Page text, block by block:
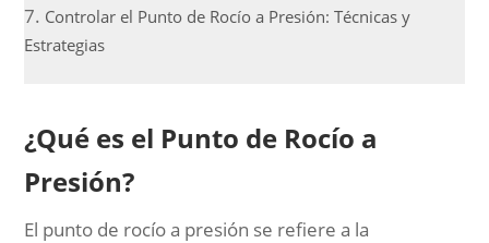
Controlar el Punto de Rocío a Presión: Técnicas y
Estrategias
¿Qué es el Punto de Rocío a
Presión?
El punto de rocío a presión se refiere a la